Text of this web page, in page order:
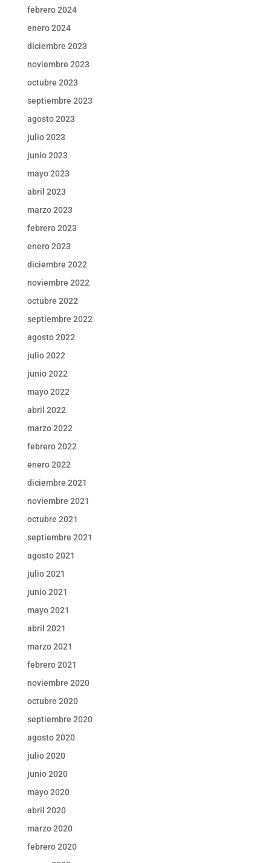
febrero 2024
enero 2024
diciembre 2023
noviembre 2023
octubre 2023
septiembre 2023
agosto 2023
julio 2023
junio 2023
mayo 2023
abril 2023
marzo 2023
febrero 2023
enero 2023
diciembre 2022
noviembre 2022
octubre 2022
septiembre 2022
agosto 2022
julio 2022
junio 2022
mayo 2022
abril 2022
marzo 2022
febrero 2022
enero 2022
diciembre 2021
noviembre 2021
octubre 2021
septiembre 2021
agosto 2021
julio 2021
junio 2021
mayo 2021
abril 2021
marzo 2021
febrero 2021
noviembre 2020
octubre 2020
septiembre 2020
agosto 2020
julio 2020
junio 2020
mayo 2020
abril 2020
marzo 2020
febrero 2020